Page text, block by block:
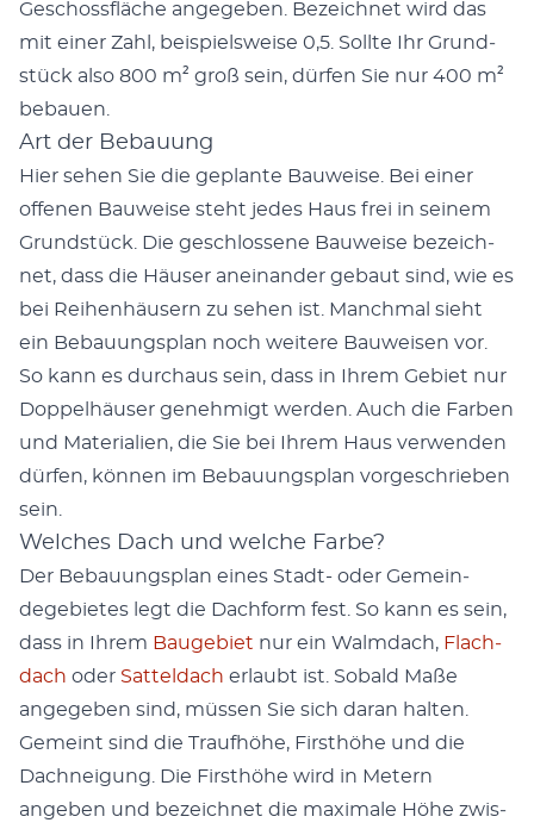
Geschoss­fläche angegeben. Beze­ich­net wird das
mit ein­er Zahl, beispiel­sweise 0,5. Sollte Ihr Grund­
stück also 800 m² groß sein, dür­fen Sie nur 400 m²
bebauen.
Art der Bebauung
Hier sehen Sie die geplante Bauweise. Bei ein­er
offe­nen Bauweise ste­ht jedes Haus frei in seinem
Grund­stück. Die geschlossene Bauweise beze­ich­
net, dass die Häuser aneinan­der gebaut sind, wie es
bei Rei­hen­häusern zu sehen ist. Manch­mal sieht
ein Bebau­ungs­plan noch weit­ere Bauweisen vor.
So kann es dur­chaus sein, dass in Ihrem Gebi­et nur
Dop­pel­häuser genehmigt wer­den. Auch die Far­ben
und Mate­ri­alien, die Sie bei Ihrem Haus ver­wen­den
dür­fen, kön­nen im Bebau­ungs­plan vorgeschrieben
sein.
Welches Dach und welche Farbe?
Der Bebau­ungs­plan eines Stadt- oder Gemein­
dege­bi­etes legt die Dachform fest. So kann es sein,
dass in Ihrem Bauge­bi­et nur ein Walm­dach, Flach­
dach oder Sat­tel­dach erlaubt ist. Sobald Maße
angegeben sind, müssen Sie sich daran hal­ten.
Gemeint sind die Traufhöhe, Firsthöhe und die
Dachnei­gung. Die Firsthöhe wird in Metern
angeben und beze­ich­net die max­i­male Höhe zwis­